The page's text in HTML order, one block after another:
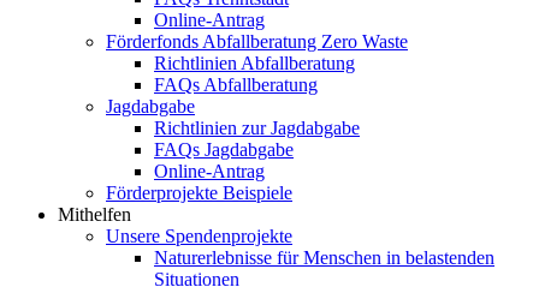
Online-Antrag
Förderfonds Abfallberatung Zero Waste
Richtlinien Abfallberatung
FAQs Abfallberatung
Jagdabgabe
Richtlinien zur Jagdabgabe
FAQs Jagdabgabe
Online-Antrag
Förderprojekte Beispiele
Mithelfen
Unsere Spendenprojekte
Naturerlebnisse für Menschen in belastenden
Situationen